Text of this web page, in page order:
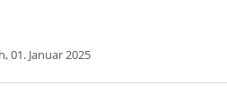
01. Januar 2025